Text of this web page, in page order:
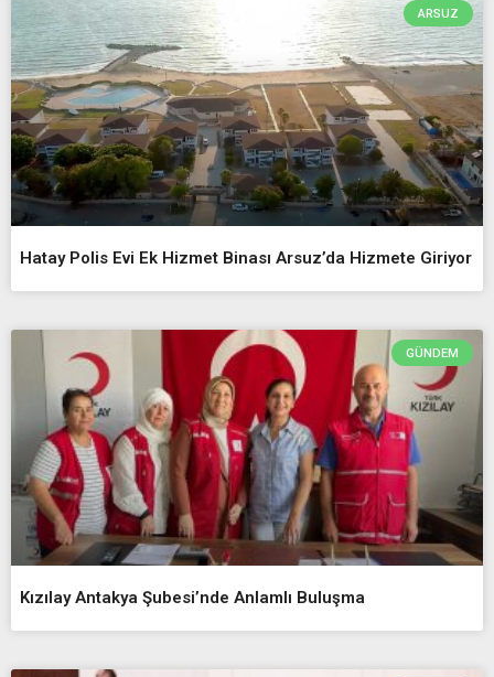
ARSUZ
Hatay Polis Evi Ek Hizmet Binası Arsuz’da Hizmete Giriyor
GÜNDEM
Kızılay Antakya Şubesi’nde Anlamlı Buluşma